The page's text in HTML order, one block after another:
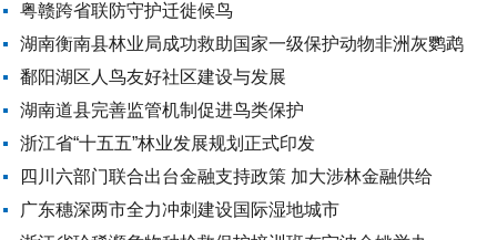
粤赣跨省联防守护迁徙候鸟
湖南衡南县林业局成功救助国家一级保护动物非洲灰鹦鹉
鄱阳湖区人鸟友好社区建设与发展
湖南道县完善监管机制促进鸟类保护
浙江省“十五五”林业发展规划正式印发
四川六部门联合出台金融支持政策 加大涉林金融供给
广东穗深两市全力冲刺建设国际湿地城市